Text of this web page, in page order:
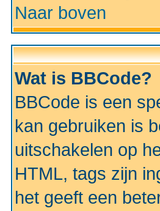
Naar boven
Wat is BBCode?
BBCode is een
kan gebruiken is
uitschakelen op
HTML, tags zijn
het geeft een